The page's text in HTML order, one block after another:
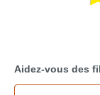
Aidez-vous des